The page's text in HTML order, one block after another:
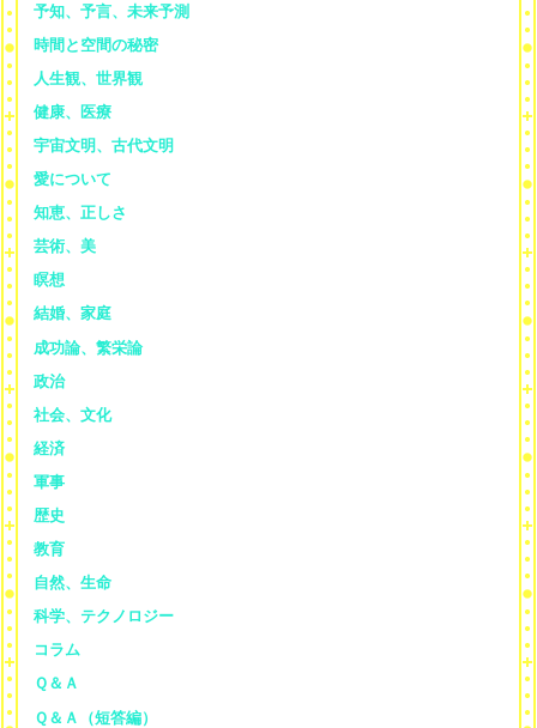
予知、予言、未来予測
時間と空間の秘密
人生観、世界観
健康、医療
宇宙文明、古代文明
愛について
知恵、正しさ
芸術、美
瞑想
結婚、家庭
成功論、繁栄論
政治
社会、文化
経済
軍事
歴史
教育
自然、生命
科学、テクノロジー
コラム
Ｑ＆Ａ
Ｑ＆Ａ（短答編）